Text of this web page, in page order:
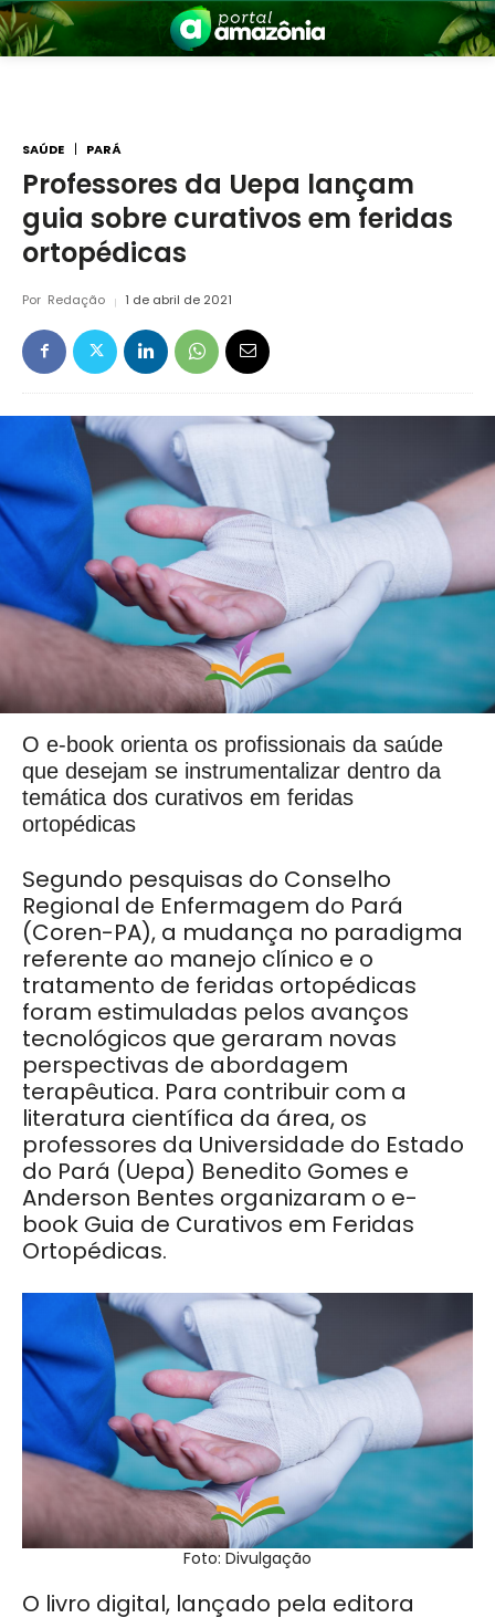
Amazônia
SAÚDE PARÁ
Professores da Uepa lançam
guia sobre curativos em feridas
ortopédicas
Por Redação 1 de abril de 2021
O e-book orienta os profissionais da saúde
que desejam se instrumentalizar dentro da
temática dos curativos em feridas
ortopédicas
Segundo pesquisas do Conselho
Regional de Enfermagem do Pará
(Coren-PA), a mudança no paradigma
referente ao manejo clínico e o
tratamento de feridas ortopédicas
foram estimuladas pelos avanços
tecnológicos que geraram novas
perspectivas de abordagem
terapêutica. Para contribuir com a
literatura científica da área, os
professores da Universidade do Estado
do Pará (Uepa) Benedito Gomes e
Anderson Bentes organizaram o e-
book Guia de Curativos em Feridas
Ortopédicas.
Foto: Divulgação
O livro digital, lançado pela editora